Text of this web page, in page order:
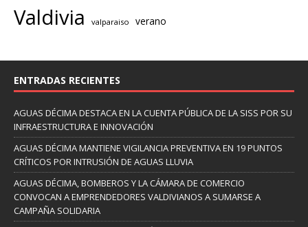
Valdivia valparaiso verano
ENTRADAS RECIENTES
AGUAS DÉCIMA DESTACA EN LA CUENTA PÚBLICA DE LA SISS POR SU
INFRAESTRUCTURA E INNOVACIÓN
AGUAS DÉCIMA MANTIENE VIGILANCIA PREVENTIVA EN 19 PUNTOS
CRÍTICOS POR INTRUSIÓN DE AGUAS LLUVIA
AGUAS DÉCIMA, BOMBEROS Y LA CÁMARA DE COMERCIO
CONVOCAN A EMPRENDEDORES VALDIVIANOS A SUMARSE A
CAMPAÑA SOLIDARIA